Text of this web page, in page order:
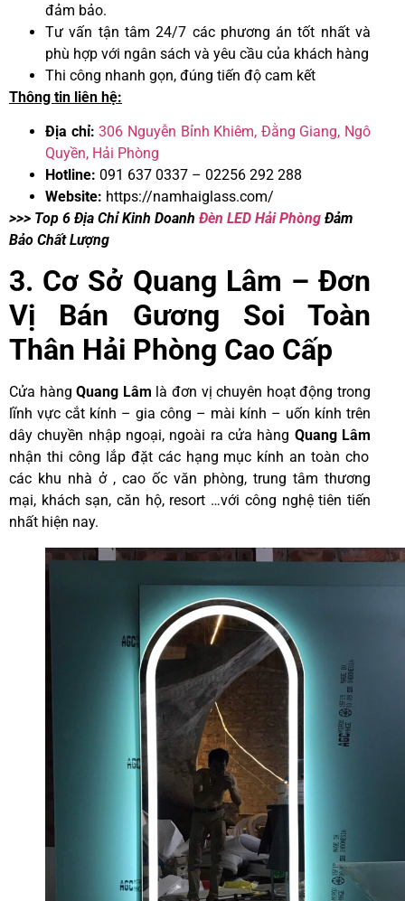
đảm bảo.
Tư vấn tận tâm 24/7 các phương án tốt nhất và
phù hợp với ngân sách và yêu cầu của khách hàng
Thi công nhanh gọn, đúng tiến độ cam kết
Thông tin liên hệ:
Địa chỉ: 306 Nguyễn Bỉnh Khiêm, Đằng Giang, Ngô
Quyền, Hải Phòng
Hotline: 091 637 0337 – 02256 292 288
Website: https://namhaiglass.com/
>>> Top 6 Địa Chỉ Kinh Doanh Đèn LED Hải Phòng Đảm
Bảo Chất Lượng
3. Cơ Sở Quang Lâm – Đơn
Vị Bán Gương Soi Toàn
Thân Hải Phòng Cao Cấp
Cửa hàngQuang Lâm là đơn vị chuyên hoạt động trong
lĩnh vực cắt kính – gia công – mài kính – uốn kính trên
dây chuyền nhập ngoại, ngoài ra cửa hàng Quang Lâm
nhận thi công lắp đặt các hạng mục kính an toàn cho
các khu nhà ở , cao ốc văn phòng, trung tâm thương
mại, khách sạn, căn hộ, resort …với công nghệ tiên tiến
nhất hiện nay.